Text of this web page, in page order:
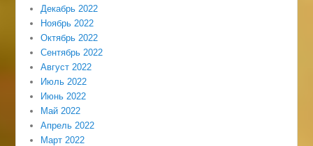
Декабрь 2022
Ноябрь 2022
Октябрь 2022
Сентябрь 2022
Август 2022
Июль 2022
Июнь 2022
Май 2022
Апрель 2022
Март 2022